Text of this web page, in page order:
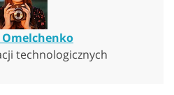
technologicznych